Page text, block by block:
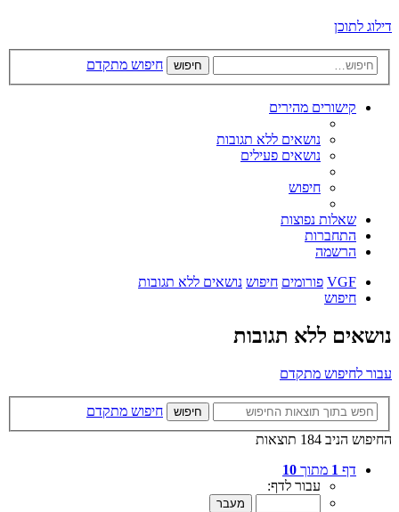
דילוג לתוכן
חיפוש חיפוש מתקדם
קישורים מהירים
נושאים ללא תגובות
נושאים פעילים
חיפוש
שאלות נפוצות
התחברות
הרשמה
VGF פורומים חיפוש נושאים ללא תגובות
חיפוש
נושאים ללא תגובות
עבור לחיפוש מתקדם
חיפוש
חיפוש מתקדם
החיפוש הניב 184 תוצאות
דף 1 מתוך 10
עבור לדף: